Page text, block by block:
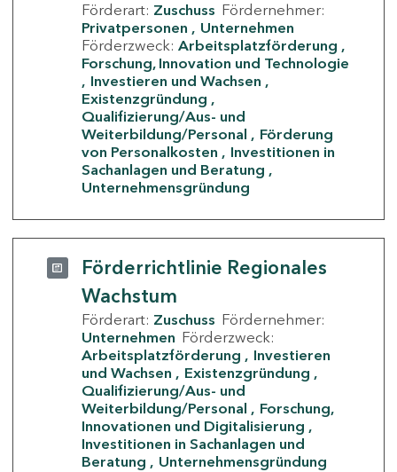
Förderart: Zuschuss Fördernehmer:
Privatpersonen
Unternehmen
Förderzweck: Arbeitsplatzförderung
Forschung, Innovation und Technologie
Investieren und Wachsen
Existenzgründung
Qualifizierung/Aus- und
Weiterbildung/Personal
Förderung
von Personalkosten
Investitionen in
Sachanlagen und Beratung
Unternehmensgründung
Förderrichtlinie Regionales
Wachstum
Förderart: Zuschuss Fördernehmer:
Unternehmen Förderzweck:
Arbeitsplatzförderung
Investieren
und Wachsen
Existenzgründung
Qualifizierung/Aus- und
Weiterbildung/Personal
Forschung,
Innovationen und Digitalisierung
Investitionen in Sachanlagen und
Beratung
Unternehmensgründung